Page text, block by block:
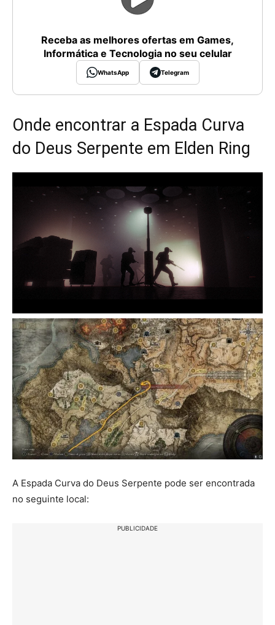
Receba as melhores ofertas em Games,
Informática e Tecnologia no seu celular
WhatsApp Telegram
Onde encontrar a Espada Curva
do Deus Serpente em Elden Ring
A Espada Curva do Deus Serpente pode ser encontrada
no seguinte local:
PUBLICIDADE